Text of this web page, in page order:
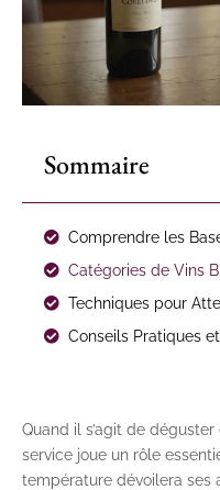
Sommaire
Comprendre les
Catégories de Vins
Techniques pour
Conseils Pratiques
Quand il s’agit de
service joue un rôle
température dévoilera ses